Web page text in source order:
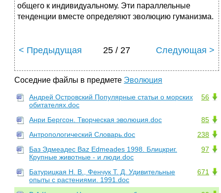
общего к индивидуальному. Эти параллельные
тенденции вместе определяют эволюцию гуманизма.
< Предыдущая 25 / 27 Следующая >
Соседние файлы в предмете Эволюция
56
Андрей Островский Популярные статьи о морских
обитателях.doc
85
Анри Бергсон. Творческая эволюция.doc
238
Антропологический Словарь.doc
97
Баз Эдмеадес Baz Edmeades 1998. Блицкриг.
Крупные животные - и люди.doc
671
Батурицкая Н. В., Фенчук Т. Д. Удивительные
опыты с растениями. 1991.doc